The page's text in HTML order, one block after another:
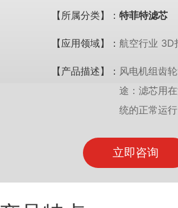
【所属分类】： 特菲特滤芯
【应用领域】： 航空行业 3D
【产品描述】： 风电机组齿
途：滤芯用
统的正常运
立即咨询